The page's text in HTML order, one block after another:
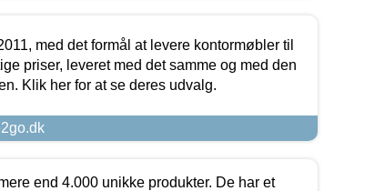
med det formål at levere kontormøbler til
priser, leveret med det samme og med den
Klik her for at se deres udvalg.
end 4.000 unikke produkter. De har et